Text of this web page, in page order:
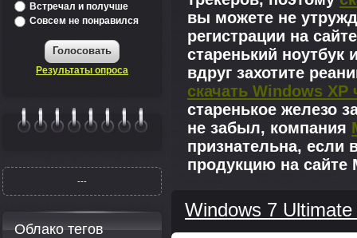
вы можете не
регистрации на
старенький
вдруг захотите
скачать Windows XP
старенькое железо
не забыл, компания
признательна, если
продукцию на сайте
Windows 7
Встречал и получше
Совсем не понравился
Голосовать
Результаты опроса
---
Облако тегов